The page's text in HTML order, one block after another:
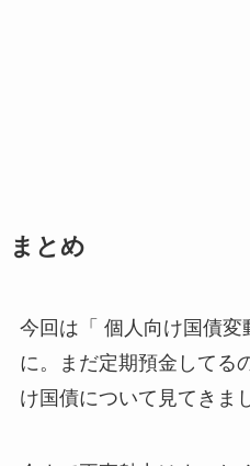
まとめ
今回は「 個人向け国債変
に。まだ定期預金してる
け国債について見てきま